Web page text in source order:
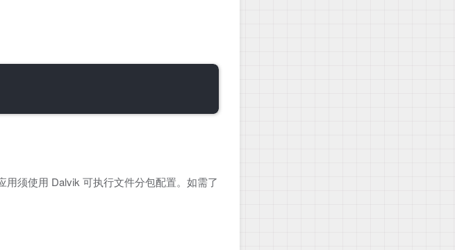
须使用 Dalvik 可执行文件分包配置。如需了